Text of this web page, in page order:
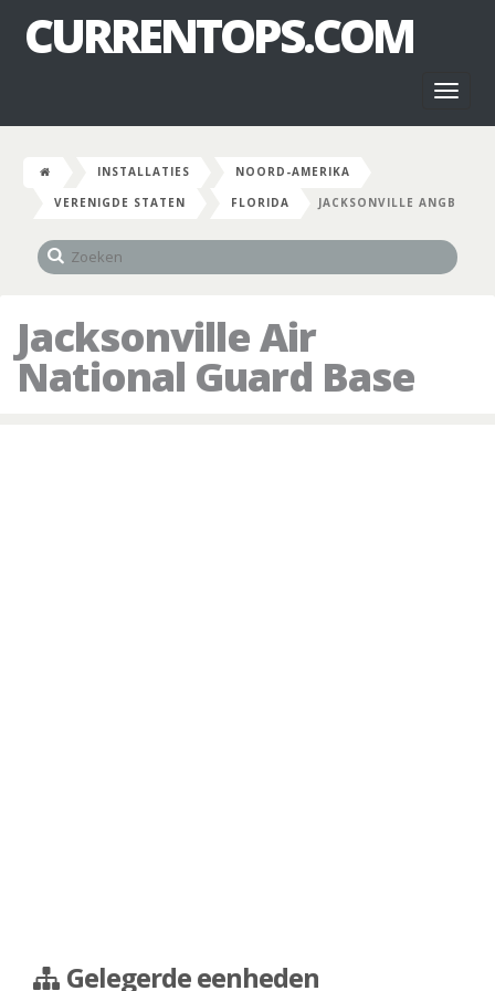
CURRENTOPS.COM
INSTALLATIES
NOORD-AMERIKA
VERENIGDE STATEN
FLORIDA JACKSONVILLE ANGB
Jacksonville Air
National Guard Base
Gelegerde eenheden